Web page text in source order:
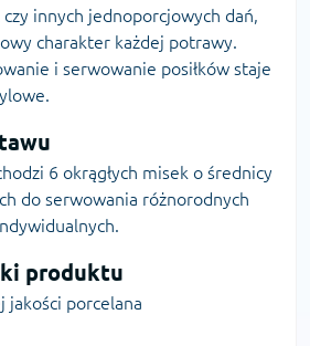
czy innych jednoporcjowych dań,
charakter każdej potrawy.
i serwowanie posiłków staje
6 okrągłych misek o średnicy
do serwowania różnorodnych
produktu
jakości porcelana